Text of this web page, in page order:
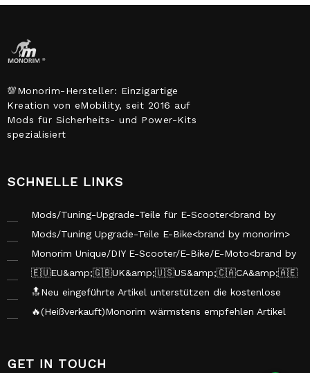
💯Monorim-Hersteller: Einzigartige
Kreation von eMobility, seit 2016 auf
Mods für Sicherheits- und Power-Kits
spezialisiert
SCHNELLE LINKS
Mods/Tuning-Upgrade-Teile für E-Scooter<brand by
monorim></brand>
Mods/Tuning Upgrade-Teile E-Bike<brand by monorim>
</brand>
Monorim Unique/DIY E-Scooter/E-Bike/E-Moto<brand by
monorim></brand>
🇪🇺EU&amp;🇬🇧UK&amp;🇺🇸US&amp;🇨🇦CA&amp;🇦🇪
UAE Lagerbestände verfügbar
🔝Neu eingeführte Artikel unterstützen die kostenlose
Zusammenarbeit zwischen KOL und Bloggern
🔥(Heißverkauft)Monorim wärmstens empfehlen Artikel
GET IN TOUCH